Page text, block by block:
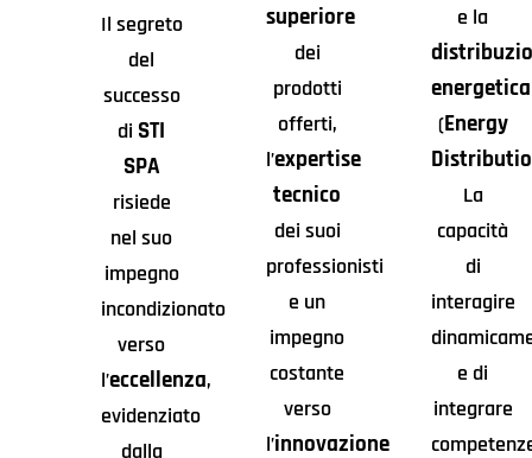
Il segreto
del
successo
di STI
SPA
risiede
nel suo
impegno
incondizionato
verso
l’eccellenza,
evidenziato
dalla
superiore
dei
prodotti
offerti,
l’expertise
tecnico
dei suoi
professionisti
e un
impegno
costante
verso
l’innovazione
e la
energetica
(Energy
La
capacità
di
interagire
e di
integrare